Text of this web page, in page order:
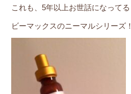
これも、5年以上お世話になってる
ビーマックスのニーマルシリーズ！